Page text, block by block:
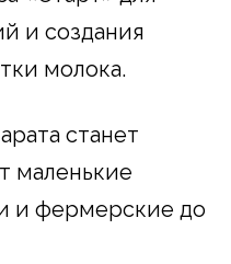
и создания
молока.
станет
маленькие
и фермерские до